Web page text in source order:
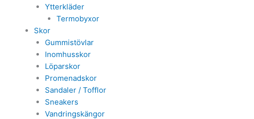
Ytterkläder
Termobyxor
Skor
Gummistövlar
Inomhusskor
Löparskor
Promenadskor
Sandaler / Tofflor
Sneakers
Vandringskängor